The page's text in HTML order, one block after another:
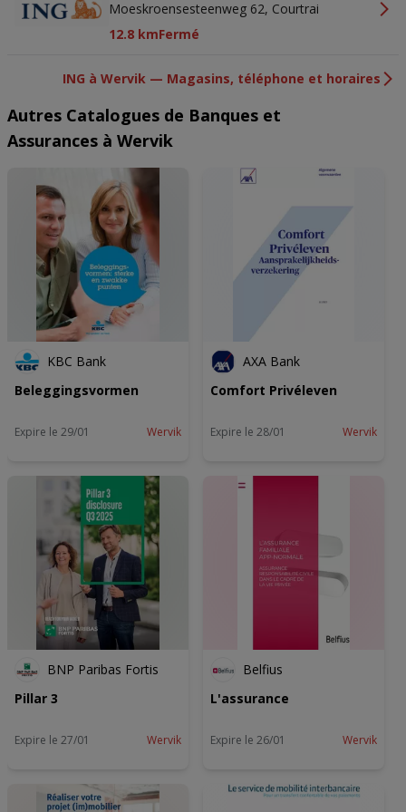
Moeskroensesteenweg 62, Courtrai
12.8 kmFermé
ING à Wervik — Magasins, téléphone et horaires
Autres Catalogues de Banques et
Assurances à Wervik
KBC Bank
Beleggingsvormen
Expire le 29/01 Wervik
AXA Bank
Comfort Privéleven
Expire le 28/01 Wervik
BNP Paribas Fortis
Pillar 3
Expire le 27/01 Wervik
Belfius
L'assurance
Expire le 26/01 Wervik